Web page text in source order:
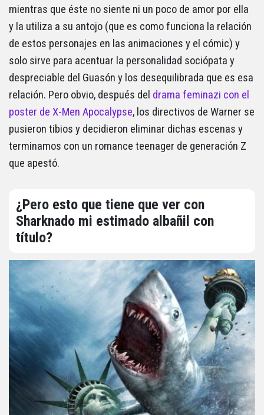
mientras que éste no siente ni un poco de amor por ella
y la utiliza a su antojo (que es como funciona la relación
de estos personajes en las animaciones y el cómic) y
solo sirve para acentuar la personalidad sociópata y
despreciable del Guasón y los desequilibrada que es esa
relación. Pero obvio, después del drama feminazi con el
poster de X-Men Apocalypse, los directivos de Warner se
pusieron tibios y decidieron eliminar dichas escenas y
terminamos con un romance teenager de generación Z
que apestó.
¿Pero esto que tiene que ver con
Sharknado mi estimado albañil con
título?